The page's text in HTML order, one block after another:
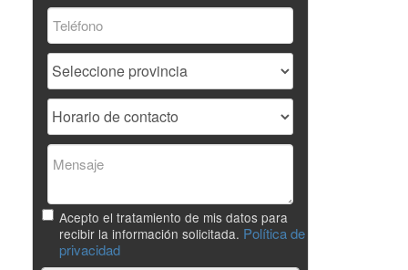
Acepto el tratamiento de mis datos para
recibir la información solicitada. Política de
privacidad